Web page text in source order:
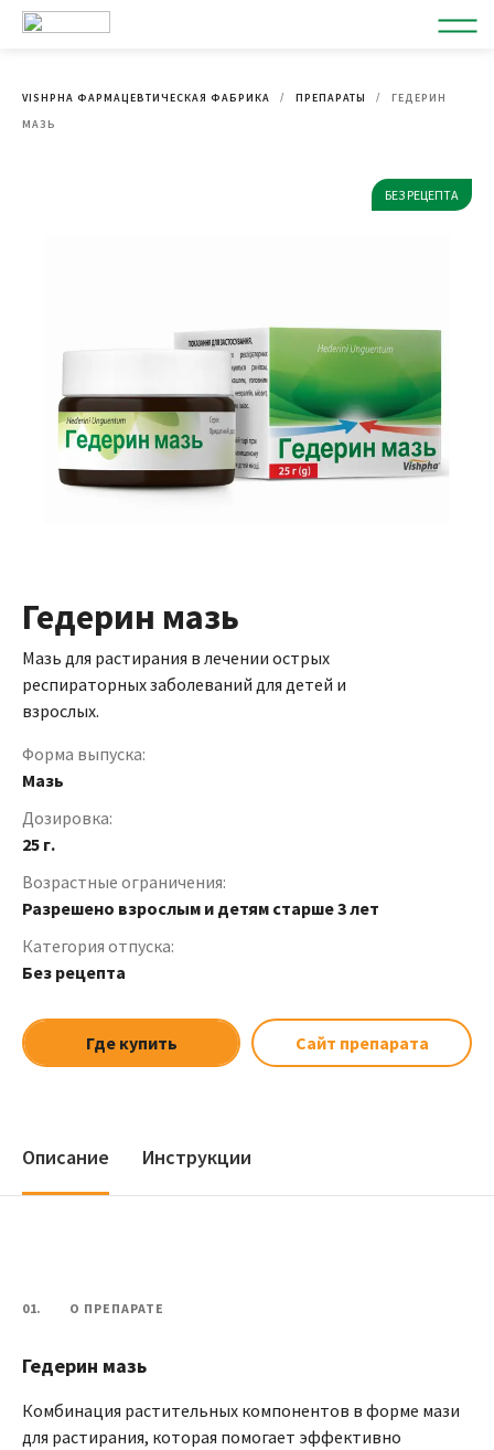
VISHPHA ФАРМАЦЕВТИЧЕСКАЯ ФАБРИКА ПРЕПАРАТЫ
ГЕДЕРИН
МАЗЬ
БЕЗ РЕЦЕПТА
Гедерин мазь
Мазь для растирания в лечении острых
респираторных заболеваний для детей и
взрослых.
Форма выпуска:
Мазь
Дозировка:
25 г.
Возрастные ограничения:
Разрешено взрослым и детям старше 3 лет
Категория отпуска:
Без рецепта
Где купить Сайт препарата
Описание Инструкции
01. О ПРЕПАРАТЕ
Гедерин мазь
Комбинация растительных компонентов в форме мази
для растирания, которая помогает эффективно